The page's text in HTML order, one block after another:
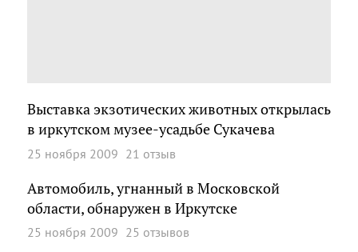
Выставка экзотических животных открылась
в иркутском музее-усадьбе Сукачева
25 ноября 2009 21 отзыв
Автомобиль, угнанный в Московской
области, обнаружен в Иркутске
25 ноября 2009 25 отзывов